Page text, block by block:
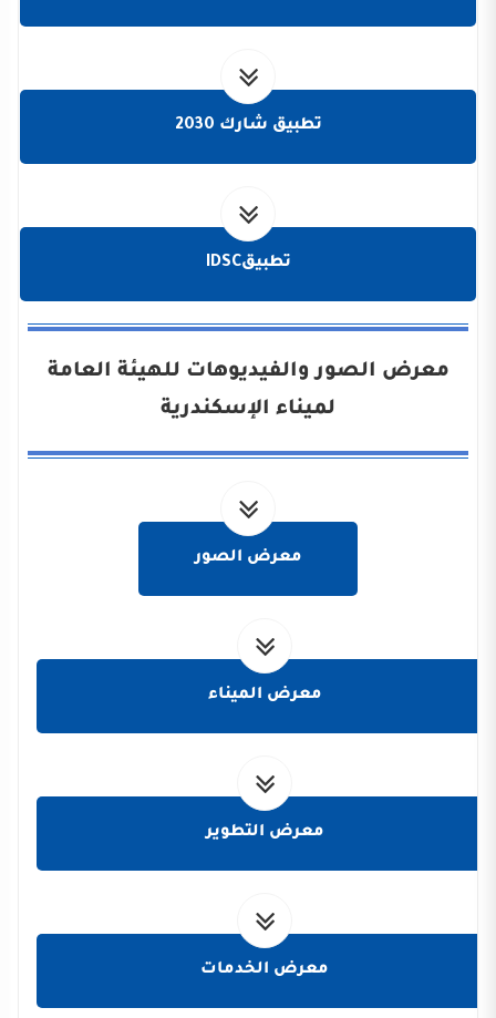
تطبيق شارك 2030
تطبيقIDSC
معرض الصور والفيديوهات للهيئة العامة
لميناء الإسكندرية
معرض الصور
معرض الميناء
معرض التطوير
معرض الخدمات